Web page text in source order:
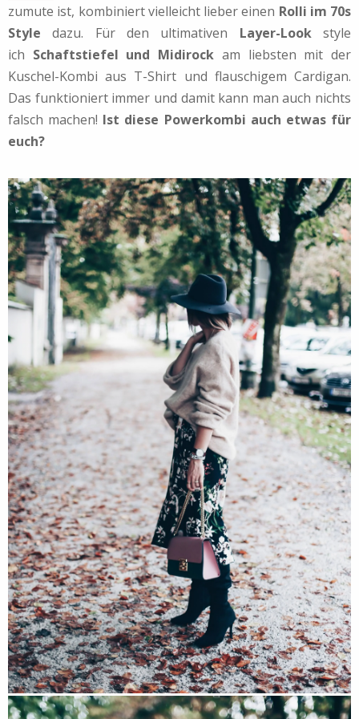
zumute ist, kombiniert vielleicht lieber einen Rolli im 70s
Style dazu. Für den ultimativen Layer-Lookstyle
ich Schaftstiefel und Midirock am liebsten mit der
Kuschel-Kombi aus T-Shirt und flauschigem Cardigan.
Das funktioniert immer und damit kann man auch nichts
falsch machen! Ist diese Powerkombi auch etwas für
euch?